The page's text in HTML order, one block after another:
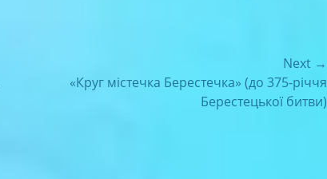
Next →
«Круг містечка Берестечка» (до 375-річчя
Берестецької битви)